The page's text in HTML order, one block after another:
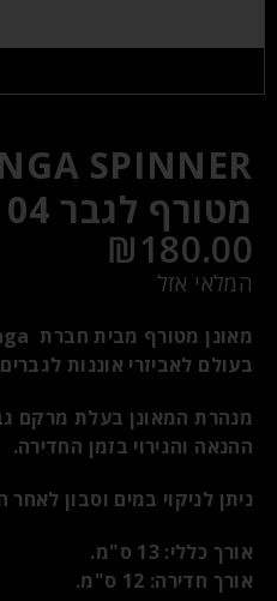
מטורף לגבר 04
₪180.00
המלאי אזל
בעולם לאביזרי אוננות
מנהרת המאונן בעלת מרקם
ההנאה והגירוי בזמן החדירה.
ניתן לניקוי במים וסבון
אורך כללי: 13 ס"מ.
אורך חדירה: 12 ס"מ.